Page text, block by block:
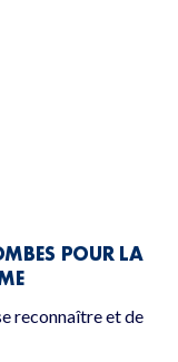
POUR LA
reconnaître et de